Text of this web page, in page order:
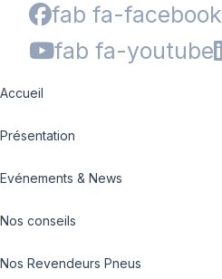
fab fa-facebook
fab fa-youtube
Accueil
Présentation
Evénements & News
Nos conseils
Nos Revendeurs Pneus